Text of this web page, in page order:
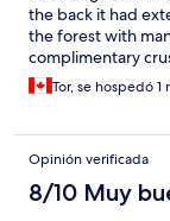
the back it had
the forest with
complimentary
afternoon. Nice
Tor, se hospedó 1
Opinión verificada
8/10 Muy